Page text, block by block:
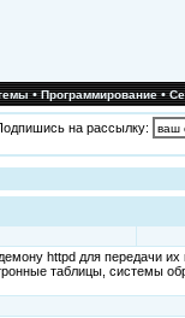
•Программирование•
на рассылку:
httpd для передачи
таблицы, системы